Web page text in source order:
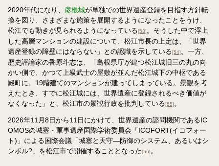
2020年代になり、 彦根城が単独での世界遺産登録を目指す方針転
換を図り、さまざまな施策を展開するようになったことをうけ、
松江でも動きが見られるようになっている[53] 。そうした中で浮上
した高層マンションの建設について、松江市長の上定は、「世界
遺産登録の障壁にはならない」との認識を示している[54] 。一方、
歴史評論家の香原斗志は、「島根県庁が建つ松江城旧三の丸の向
かい側で、かつて上級武士の屋敷が並んだ松江城下の中枢である
殿町に、19階建てのマンションが建ってしまっている。景観を考
えたとき、すでに松江城には、世界遺産に登録されるべき価値が
なくなった」と、松江市の景観行政を批判している[55] 。
2026年11月8日から11日にかけて、世界遺産の諮問機関であるIC
OMOSの城塞・軍事遺産国際学術委員会「ICOFORT(イコフォー
ト)」による国際会議「城塞と天守―防御のシステム、あるいはシ
ンボル?」を松江市で開催することとなった[56] 。